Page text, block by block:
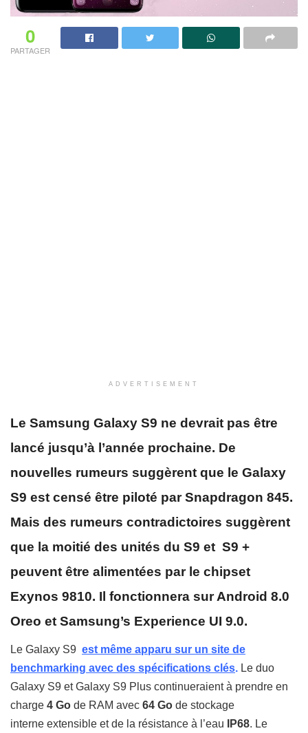
0
PARTAGER
ADVERTISEMENT
Le Samsung Galaxy S9 ne devrait pas être
lancé jusqu’à l’année prochaine. De
nouvelles rumeurs suggèrent que le Galaxy
S9 est censé être piloté par Snapdragon 845.
Mais des rumeurs contradictoires suggèrent
que la moitié des unités du S9 et S9 +
peuvent être alimentées par le chipset
Exynos 9810. Il fonctionnera sur Android 8.0
Oreo et Samsung’s Experience UI 9.0.
Le Galaxy S9 est même apparu sur un site de
benchmarking avec des spécifications clés. Le duo
Galaxy S9 et Galaxy S9 Plus continueraient à prendre en
charge 4 Go de RAM avec 64 Go de stockage
interne extensible et de la résistance à l’eau
IP68. Le